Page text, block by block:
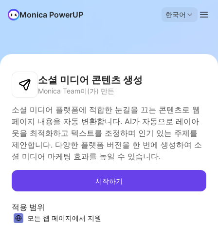
Monica PowerUP 한국어
소셜 미디어 콘텐츠 생성
Monica Team이(가) 만든
소셜 미디어 플랫폼에 적합한 눈길을 끄는 콘텐츠로 웹
페이지 내용을 자동 변환합니다. AI가 자동으로 레이아
웃을 최적화하고 텍스트를 조정하며 인기 있는 주제를
제안합니다. 다양한 플랫폼 버전을 한 번에 생성하여 소
셜 미디어 마케팅 효과를 높일 수 있습니다.
시작하기
적용 범위
모든 웹 페이지에서 지원